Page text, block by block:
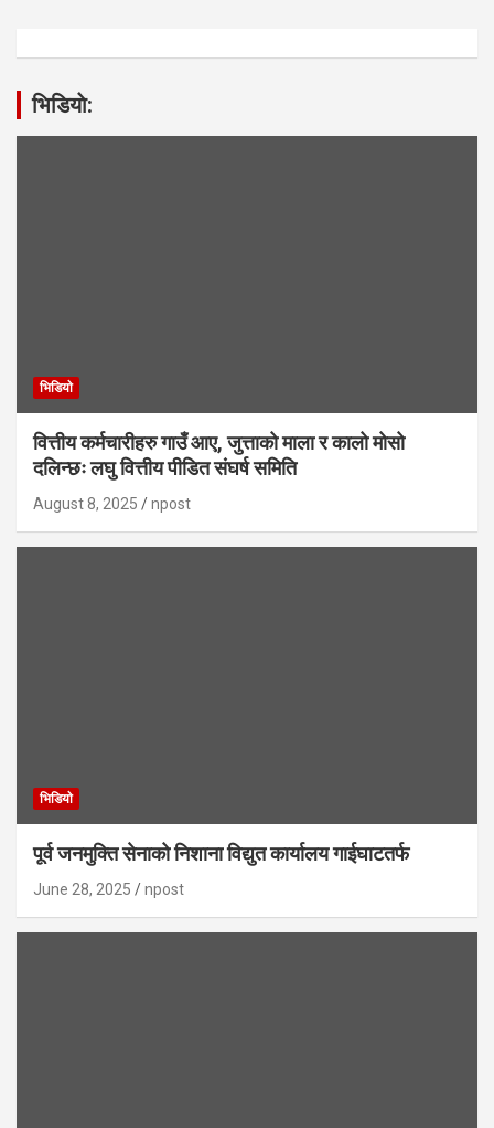
भिडियाे:
भिडियाे
वित्तीय कर्मचारीहरु गाउँ आए, जुत्ताको माला र कालो मोसो
दलिन्छः लघु वित्तीय पीडित संघर्ष समिति
August 8, 2025 npost
भिडियाे
पूर्व जनमुक्ति सेनाको निशाना विद्युत कार्यालय गाईघाटतर्फ
June 28, 2025 npost